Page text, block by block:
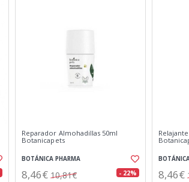
Reparador Almohadillas 50ml
Botanicapets
BOTÁNICA PHARMA
8,46€ 10,81€ - 22% 8,46€